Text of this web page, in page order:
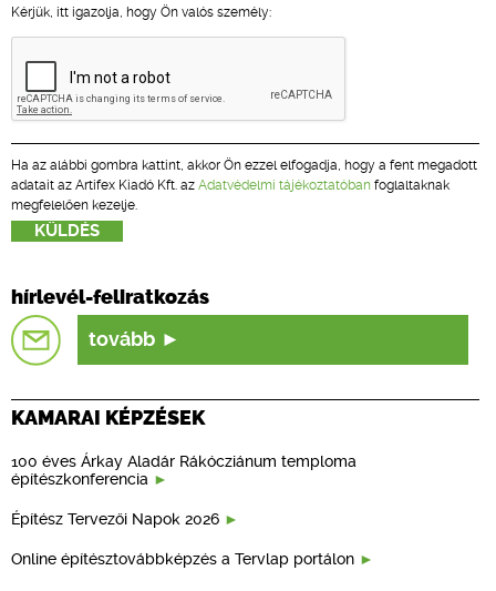
Kérjük, itt igazolja, hogy Ön valós személy:
Ha az alábbi gombra kattint, akkor Ön ezzel elfogadja, hogy a fent megadott
adatait az Artifex Kiadó Kft. az Adatvédelmi tájékoztatóban foglaltaknak
megfelelően kezelje.
hírlevél-feliratkozás
tovább
KAMARAI KÉPZÉSEK
100 éves Árkay Aladár Rákócziánum temploma
építészkonferencia
Építész Tervezői Napok 2026
Online építésztovábbképzés a Tervlap portálon